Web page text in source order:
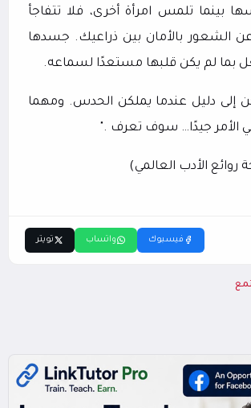
بينما تلمس امرأة أخرى، فلا تتفاجأ
الشعور بالأمان بين ذراعيك. جسدها
بما لم يكن قلبها مستعدًا لسماعه.
إلى دليل عندما يملكن الحدس. ومهما
الأمر جيدًا… سوف تعرف ."
الأدب العالمي)
فيسبوك واتساب تويتر